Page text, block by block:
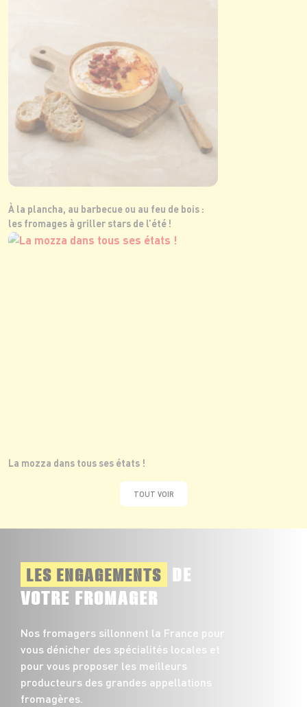
À la plancha, au barbecue ou au feu de bois :
les fromages à griller stars de l’été !
La mozza dans tous ses états !
TOUT VOIR
LES ENGAGEMENTS DE
VOTRE FROMAGER
Nos fromagers sillonnent la France pour
vous dénicher des spécialités locales et
pour vous proposer les meilleurs
producteurs des grandes appellations
fromagères.